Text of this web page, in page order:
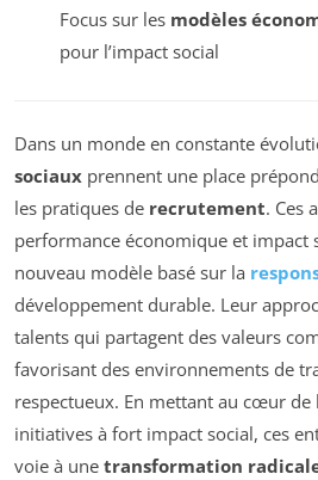
Focus sur les modèles
pour l’impact social
Dans un monde en constante
sociaux prennent une place
les pratiques de recrutement. Ces
performance économique et impact
nouveau modèle basé sur la
développement durable. Leur
talents qui partagent des valeurs
favorisant des environnements de
respectueux. En mettant au cœur de
initiatives à fort impact social, ces
voie à une transformation